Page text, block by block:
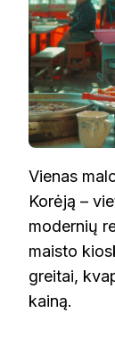
Vienas
Korėją –
modernių
maisto
greitai,
kainą.